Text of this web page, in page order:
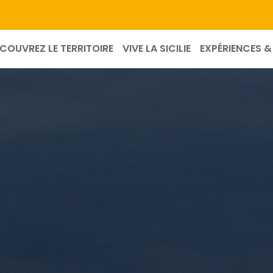
LE TERRITOIRE VIVE LA SICILIE EXPÉRIENCES